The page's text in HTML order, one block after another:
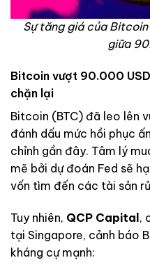
Sự tăng giá của
giữa
Bitcoin vượt 90.000
chặn lại
Bitcoin (BTC) đã leo lên
đánh dấu mức hồi phục
chỉnh gần đây. Tâm lý
mẽ bởi dự đoán Fed sẽ
vốn tìm đến các tài sản
Tuy nhiên, QCP Capital,
tại Singapore, cảnh báo
kháng cự mạnh: